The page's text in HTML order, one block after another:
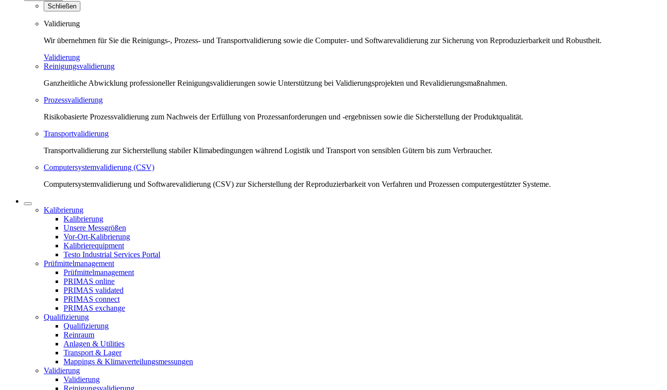
Schließen
Validierung
Wir übernehmen für Sie die Reinigungs-, Prozess- und Transportvalidierung sowie die Computer- und Softwarevalidierung zur Sicherung von Reproduzierbarkeit und Robustheit.
Validierung
Reinigungsvalidierung
Ganzheitliche Abwicklung professioneller Reinigungsvalidierungen sowie Unterstützung bei Validierungsprojekten und Revalidierungsmaßnahmen.
Prozessvalidierung
Risikobasierte Prozessvalidierung zum Nachweis der Erfüllung von Prozessanforderungen und -ergebnissen sowie die Sicherstellung der Produktqualität.
Transportvalidierung
Transportvalidierung zur Sicherstellung stabiler Klimabedingungen während Logistik und Transport von sensiblen Gütern bis zum Verbraucher.
Computersystemvalidierung (CSV)
Computersystemvalidierung und Softwarevalidierung (CSV) zur Sicherstellung der Reproduzierbarkeit von Verfahren und Prozessen computergestützter Systeme.
Kalibrierung
Kalibrierung
Unsere Messgrößen
Vor-Ort-Kalibrierung
Kalibrierequipment
Testo Industrial Services Portal
Prüfmittelmanagement
Prüfmittelmanagement
PRIMAS online
PRIMAS validated
PRIMAS connect
PRIMAS exchange
Qualifizierung
Qualifizierung
Reinraum
Anlagen & Utilities
Transport & Lager
Mappings & Klimaverteilungsmessungen
Validierung
Validierung
Reinigungsvalidierung